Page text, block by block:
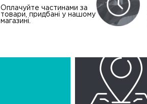
Оплачуйте частинами за
товари, придбані у нашому
магазині.